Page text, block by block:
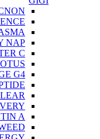
NAP
C
G4
A